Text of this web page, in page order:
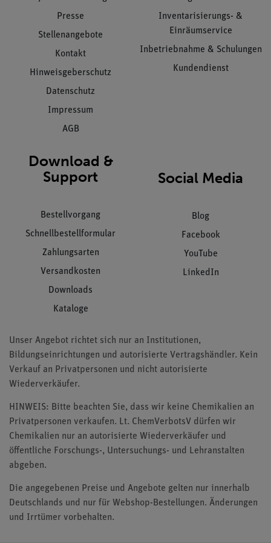
Presse
Stellenangebote
Kontakt
Hinweisgeberschutz
Datenschutz
Impressum
AGB
Inventarisierungs- &
Einräumservice
Inbetriebnahme & Schulungen
Kundendienst
Download &
Support
Bestellvorgang
Schnellbestellformular
Zahlungsarten
Versandkosten
Downloads
Kataloge
Social Media
Blog
Facebook
YouTube
LinkedIn
Unser Angebot richtet sich nur an Institutionen,
Bildungseinrichtungen und autorisierte Vertragshändler. Kein
Verkauf an Privatpersonen und nicht autorisierte
Wiederverkäufer.
HINWEIS: Bitte beachten Sie, dass wir keine Chemikalien an
Privatpersonen verkaufen. Lt. ChemVerbotsV dürfen wir
Chemikalien nur an autorisierte Wiederverkäufer und
öffentliche Forschungs-, Untersuchungs- und Lehranstalten
abgeben.
Die angegebenen Preise und Angebote gelten nur innerhalb
Deutschlands und nur für Webshop-Bestellungen. Änderungen
und Irrtümer vorbehalten.